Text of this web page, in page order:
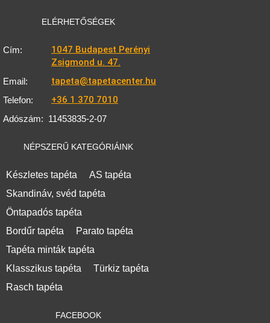
ELÉRHETŐSÉGEK
Cím:
1047 Budapest Perényi
Zsigmond u. 47.
Email: tapeta@tapetacenter.hu
Telefon: +36 1 370 7010
Adószám: 11453835-2-07
NÉPSZERŰ KATEGÓRIÁINK
Készletes tapéta
AS tapéta
Skandináv, svéd tapéta
Öntapadós tapéta
Bordűr tapéta
Parato tapéta
Tapéta minták tapéta
Klasszikus tapéta
Türkiz tapéta
Rasch tapéta
FACEBOOK